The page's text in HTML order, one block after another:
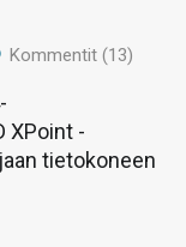
Kommentit (13)
XPoint -
tietokoneen